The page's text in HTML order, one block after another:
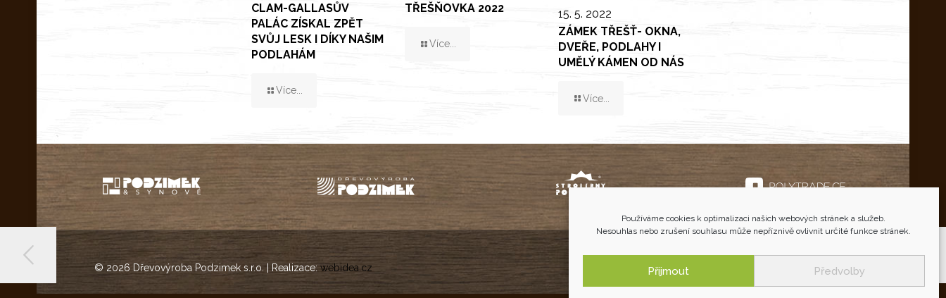
Používáme cookies k optimalizaci našich webových stránek a služeb.
Nesouhlas nebo zrušení souhlasu může nepříznivě ovlivnit určité funkce stránek.
Přijmout Předvolby
CLAM-GALLASŮV
PALÁC ZÍSKAL ZPĚT
SVŮJ LESK I DÍKY NAŠIM
PODLAHÁM
Více...
TŘEŠŇOVKA 2022
Více...
15. 5. 2022
ZÁMEK TŘEŠŤ- OKNA,
DVEŘE, PODLAHY I
UMĚLÝ KÁMEN OD NÁS
Více...
© 2026 Dřevovýroba Podzimek s.r.o. | Realizace: webidea.cz Facebook